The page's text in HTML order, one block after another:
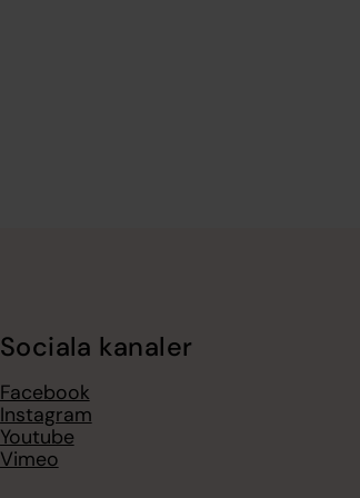
Sociala kanaler
Facebook
Instagram
Youtube
Vimeo